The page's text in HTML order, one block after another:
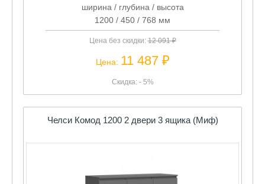
ширина / глубина / высота
1200 / 450 / 768 мм
Цена без скидки:12 091 ₽
Цена: 11 487 ₽
Скидка: - 5%
Челси Комод 1200 2 двери 3 ящика (Миф)